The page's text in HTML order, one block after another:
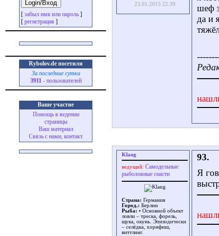
[ забыл имя или пароль ]
[ регистрация ]
Rybolov.de посетили
За последние сутки
3911- пользователей
Ваше участие
Помощь в ведении
страницы
Ваш материал
Связь с нами, контакт
23.01.2015 22:39
шеф
да и
Klang
ведущий: Самодельные
рыболовные снасти
Страна: Германия
Город.: Берлин
Рыба: • Основной объект
ловли – треска, форель,
щука, окунь. Эпизодически
– селёдка, хорнфиш,
виттлинг.
93.
Я